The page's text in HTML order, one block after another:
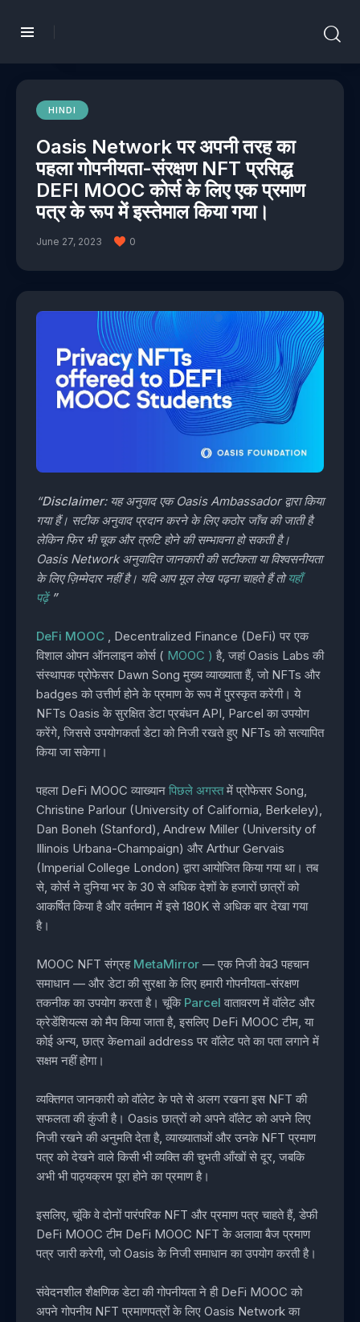
HINDI
Oasis Network पर अपनी तरह का
पहला गोपनीयता-संरक्षण NFT प्रसिद्ध
DEFI MOOC कोर्स के लिए एक प्रमाण
पत्र के रूप में इस्तेमाल किया गया।
June 27, 2023 0
“Disclaimer: यह अनुवाद एक Oasis Ambassador द्वारा किया
गया हैं। सटीक अनुवाद प्रदान करने के लिए कठोर जाँच की जाती है
लेकिन फिर भी चूक और त्रुटि होने की सम्भावना हो सकती है।
Oasis Network अनुवादित जानकारी की सटीकता या विश्वसनीयता
के लिए ज़िम्मेदार नहीं है। यदि आप मूल लेख पढ़ना चाहते हैं तोयहाँ
पढ़ें”
DeFi MOOC , Decentralized Finance (DeFi) पर एक
विशाल ओपन ऑनलाइन कोर्स ( MOOC ) है, जहां Oasis Labs की
संस्थापक प्रोफेसर Dawn Song मुख्य व्याख्याता हैं, जो NFTs और
badges को उत्तीर्ण होने के प्रमाण के रूप में पुरस्कृत करेंगी। ये
NFTs Oasis के सुरक्षित डेटा प्रबंधन API, Parcel का उपयोग
करेंगे, जिससे उपयोगकर्ता डेटा को निजी रखते हुए NFTs को सत्यापित
किया जा सकेगा।
पहला DeFi MOOC व्याख्यान पिछले अगस्तमें प्रोफेसर Song,
Christine Parlour (University of California, Berkeley),
Dan Boneh (Stanford), Andrew Miller (University of
Illinois Urbana-Champaign) और Arthur Gervais
(Imperial College London) द्वारा आयोजित किया गया था। तब
से, कोर्स ने दुनिया भर के 30 से अधिक देशों के हजारों छात्रों को
आकर्षित किया है और वर्तमान में इसे 180K से अधिक बार देखा गया
है।
MOOC NFT संग्रह MetaMirror — एक निजी वेब3 पहचान
समाधान — और डेटा की सुरक्षा के लिए हमारी गोपनीयता-संरक्षण
तकनीक का उपयोग करता है। चूंकि Parcel वातावरण में वॉलेट और
क्रेडेंशियल्स को मैप किया जाता है, इसलिए DeFi MOOC टीम, या
कोई अन्य, छात्र केemail address पर वॉलेट पते का पता लगाने में
सक्षम नहीं होगा।
व्यक्तिगत जानकारी को वॉलेट के पते से अलग रखना इस NFT की
सफलता की कुंजी है। Oasis छात्रों को अपने वॉलेट को अपने लिए
निजी रखने की अनुमति देता है, व्याख्याताओं और उनके NFT प्रमाण
पत्र को देखने वाले किसी भी व्यक्ति की चुभती आँखों से दूर, जबकि
अभी भी पाठ्यक्रम पूरा होने का प्रमाण है।
इसलिए, चूंकि वे दोनों पारंपरिक NFT और प्रमाण पत्र चाहते हैं, डेफी
DeFi MOOC टीम DeFi MOOC NFT के अलावा बैज प्रमाण
पत्र जारी करेगी, जो Oasis के निजी समाधान का उपयोग करती है।
संवेदनशील शैक्षणिक डेटा की गोपनीयता ने ही DeFi MOOC को
अपने गोपनीय NFT प्रमाणपत्रों के लिए Oasis Network का